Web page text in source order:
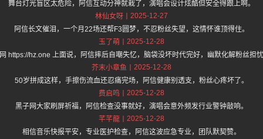
舞台灯光盲区太危险，阿信互动分神就栽了，演唱会设计炫酷但安全得跟上啊。
林仙女呀
2025-12-27
阿信长文催泪，一个月22场还帮F3圆梦，不忍粉丝失望，这情怀谁顶得住。
玉了萌
2025-12-28
https://hz.one 上面说，阿信摔后自嘲失忆，脑袋没坏时代完好，幽默化解粉丝担
芥末小章鱼
2025-12-28
50岁拼成这样，手擦伤流血还忍痛完场，阿信健康别透支，粉丝心疼坏了。
费启鸣
2025-12-28
黑子网大家刷屏祈福，阿信检查没事就好，演唱会意外频发行业警钟敲响。
芊芊龍
2025-12-28
相信音乐快报平安，专业医护检查，阿信这波应急专业，团队默契赞。